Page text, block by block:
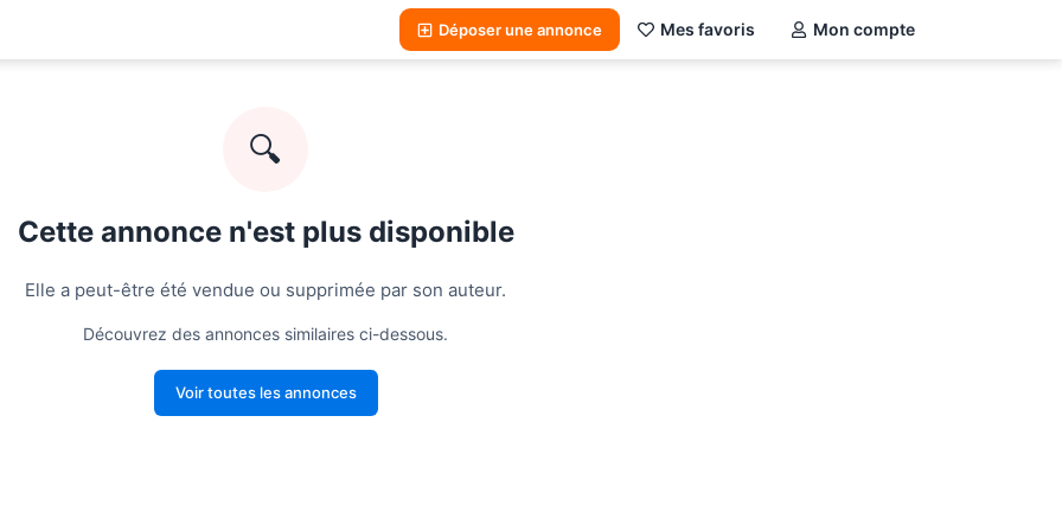
Déposer une annonce Mes favoris Mon compte
🔍
Cette annonce n'est plus disponible
Elle a peut-être été vendue ou supprimée par son auteur.
Découvrez des annonces similaires ci-dessous.
Voir toutes les annonces